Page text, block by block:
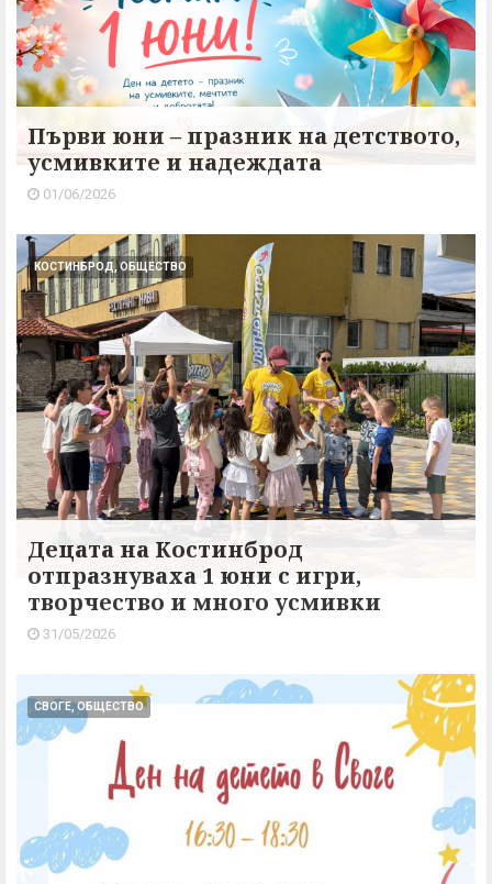
Първи юни – празник на детството,
усмивките и надеждата
01/06/2026
КОСТИНБРОД, ОБЩЕСТВО
Децата на Костинброд
отпразнуваха 1 юни с игри,
творчество и много усмивки
31/05/2026
СВОГЕ, ОБЩЕСТВО